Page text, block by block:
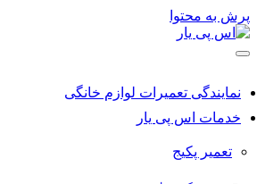
پرش به محتوا
نمایندگی تعمیرات لوازم خانگی
خدمات اس پی یار
تعمیر پکیج